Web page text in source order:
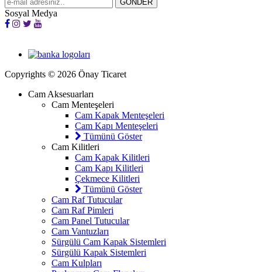
Sosyal Medya
Copyrights © 2026 Önay Ticaret
Cam Aksesuarları
Cam Menteşeleri
Cam Kapak Menteşeleri
Cam Kapı Menteşeleri
Tümünü Göster
Cam Kilitleri
Cam Kapak Kilitleri
Cam Kapı Kilitleri
Çekmece Kilitleri
Tümünü Göster
Cam Raf Tutucular
Cam Raf Pimleri
Cam Panel Tutucular
Cam Vantuzları
Sürgülü Cam Kapak Sistemleri
Sürgülü Kapak Sistemleri
Cam Kulpları